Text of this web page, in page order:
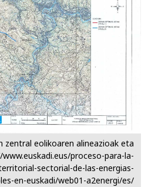
zentral eolikoaren alineazioak eta
proceso-para-la-
sectorial-de-las-energias-
en-euskadi/web01-a2energi/es/